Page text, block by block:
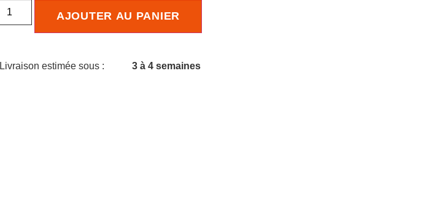
AJOUTER AU PANIER
Livraison estimée sous : 3 à 4 semaines